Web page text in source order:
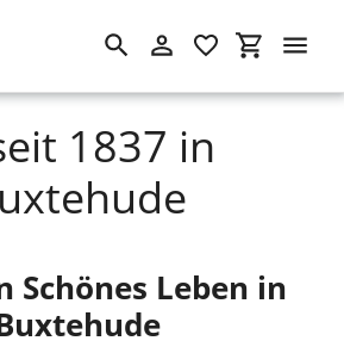
SuchenEinloggen
1837 in
Schönes Leben in